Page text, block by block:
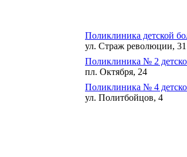
Поликлиника детской
ул. Страж революции, 31
Поликлиника № 2
пл. Октября, 24
Поликлиника № 4
ул. Политбойцов, 4